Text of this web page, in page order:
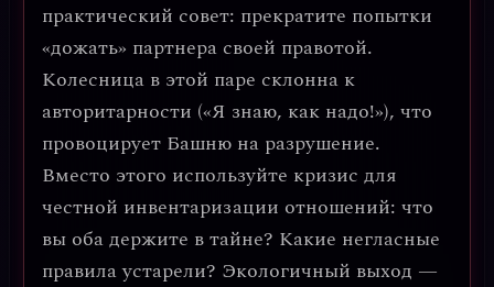
практический совет: прекратите попытки
«дожать» партнера своей правотой.
Колесница в этой паре склонна к
авторитарности («Я знаю, как надо!»), что
провоцирует Башню на разрушение.
Вместо этого используйте кризис для
честной инвентаризации отношений: что
вы оба держите в тайне? Какие негласные
правила устарели? Экологичный выход —